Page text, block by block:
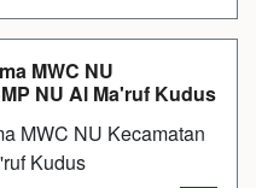
MWC NU
NU Al Ma'ruf Kudus
MWC NU Kecamatan
Kudus